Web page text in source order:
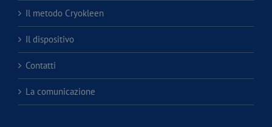
Il metodo Cryokleen
Il dispositivo
Contatti
La comunicazione